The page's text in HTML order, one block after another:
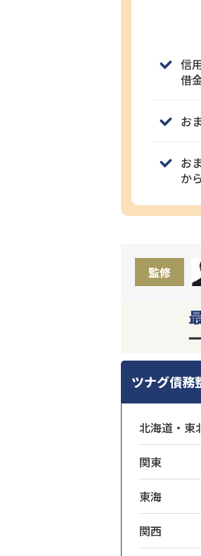
信
借
お
お
か
監修
ツナグ債務
北海道・東
関東
東海
関西